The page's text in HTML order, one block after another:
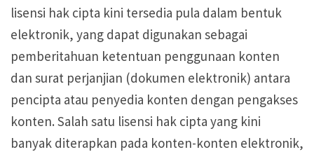
lisensi hak cipta kini tersedia pula dalam bentuk
elektronik, yang dapat digunakan sebagai
pemberitahuan ketentuan penggunaan konten
dan surat perjanjian (dokumen elektronik) antara
pencipta atau penyedia konten dengan pengakses
konten. Salah satu lisensi hak cipta yang kini
banyak diterapkan pada konten-konten elektronik,